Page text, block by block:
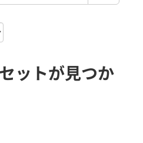
ットが見つか